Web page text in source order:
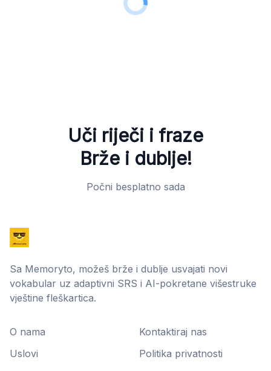
Uči riječi i fraze
Brže i dublje!
Počni besplatno sada
Sa Memoryto, možeš brže i dublje usvajati novi
vokabular uz adaptivni SRS i AI-pokretane višestruke
vještine fleškartica.
O nama
Kontaktiraj nas
Uslovi
Politika privatnosti